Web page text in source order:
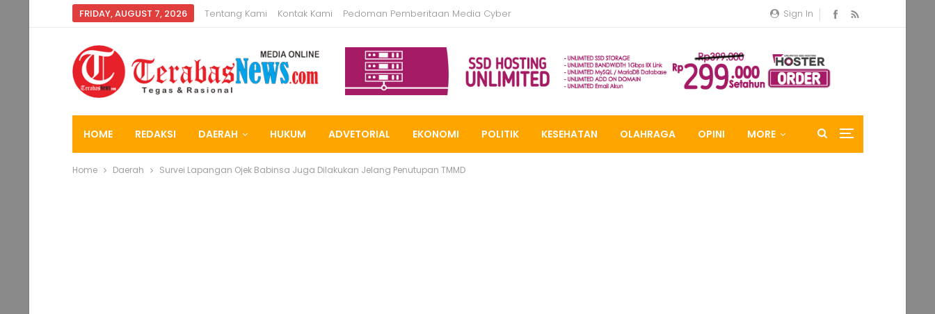
Sign In
FRIDAY, AUGUST 7, 2026 Tentang Kami Kontak Kami Pedoman Pemberitaan Media Cyber
HOME REDAKSI DAERAH HUKUM ADVETORIAL EKONOMI POLITIK KESEHATAN OLAHRAGA OPINI MORE
Home Daerah Survei Lapangan Ojek Babinsa Juga Dilakukan Jelang Penutupan TMMD